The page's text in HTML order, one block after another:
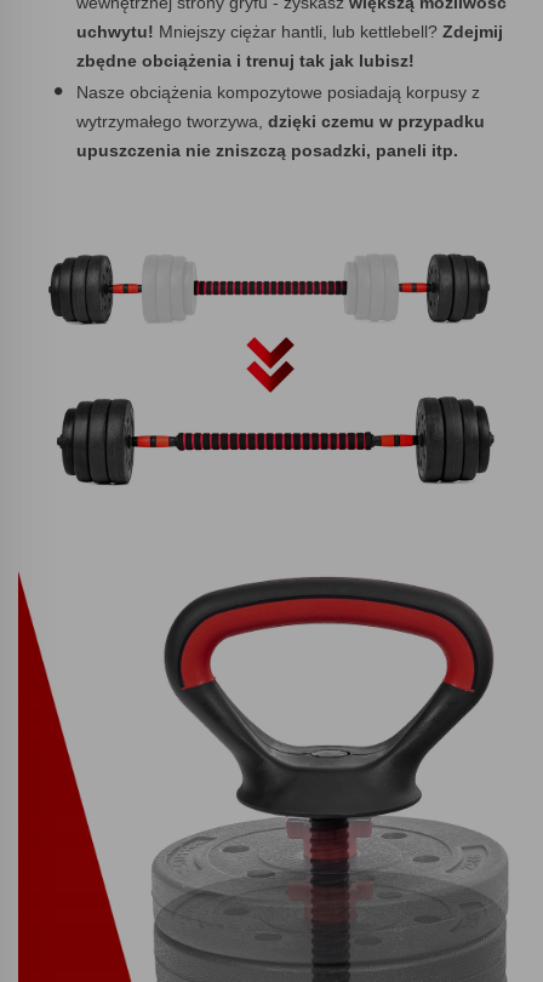
uchwytu! Mniejszy ciężar hantli, lub kettlebell? Zdejmij
zbędne obciążenia i trenuj tak jak lubisz!
Nasze obciążenia kompozytowe posiadają korpusy z
wytrzymałego tworzywa, dzięki czemu w przypadku
upuszczenia nie zniszczą posadzki, paneli itp.